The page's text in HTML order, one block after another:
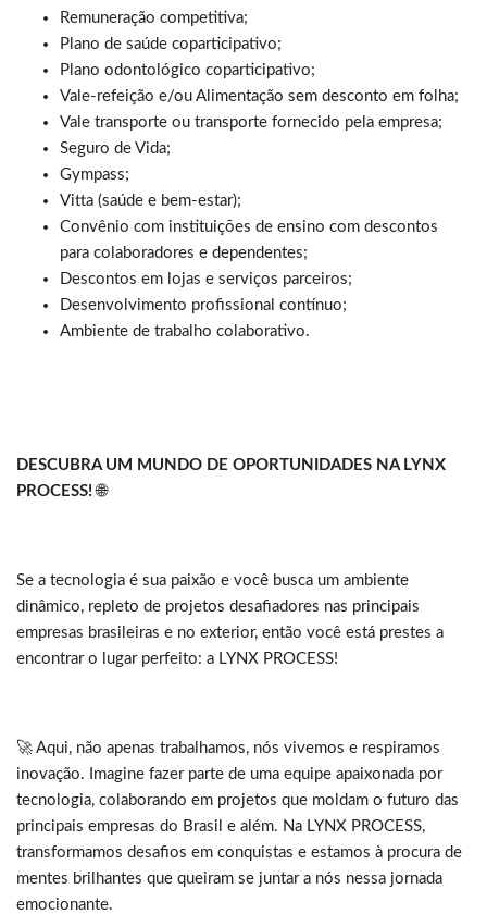
Remuneração competitiva;
Plano de saúde coparticipativo;
Plano odontológico coparticipativo;
Vale-refeição e/ou Alimentação sem desconto em folha;
Vale transporte ou transporte fornecido pela empresa;
Seguro de Vida;
Gympass;
Vitta (saúde e bem-estar);
Convênio com instituições de ensino com descontos
para colaboradores e dependentes;
Descontos em lojas e serviços parceiros;
Desenvolvimento profissional contínuo;
Ambiente de trabalho colaborativo.
DESCUBRA UM MUNDO DE OPORTUNIDADES NA LYNX
PROCESS!🌐
Se a tecnologia é sua paixão e você busca um ambiente
dinâmico, repleto de projetos desafiadores nas principais
empresas brasileiras e no exterior, então você está prestes a
encontrar o lugar perfeito: a LYNX PROCESS!
🚀 Aqui, não apenas trabalhamos, nós vivemos e respiramos
inovação. Imagine fazer parte de uma equipe apaixonada por
tecnologia, colaborando em projetos que moldam o futuro das
principais empresas do Brasil e além. Na LYNX PROCESS,
transformamos desafios em conquistas e estamos à procura de
mentes brilhantes que queiram se juntar a nós nessa jornada
emocionante.